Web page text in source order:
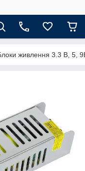
живлення 3.3 В, 5,